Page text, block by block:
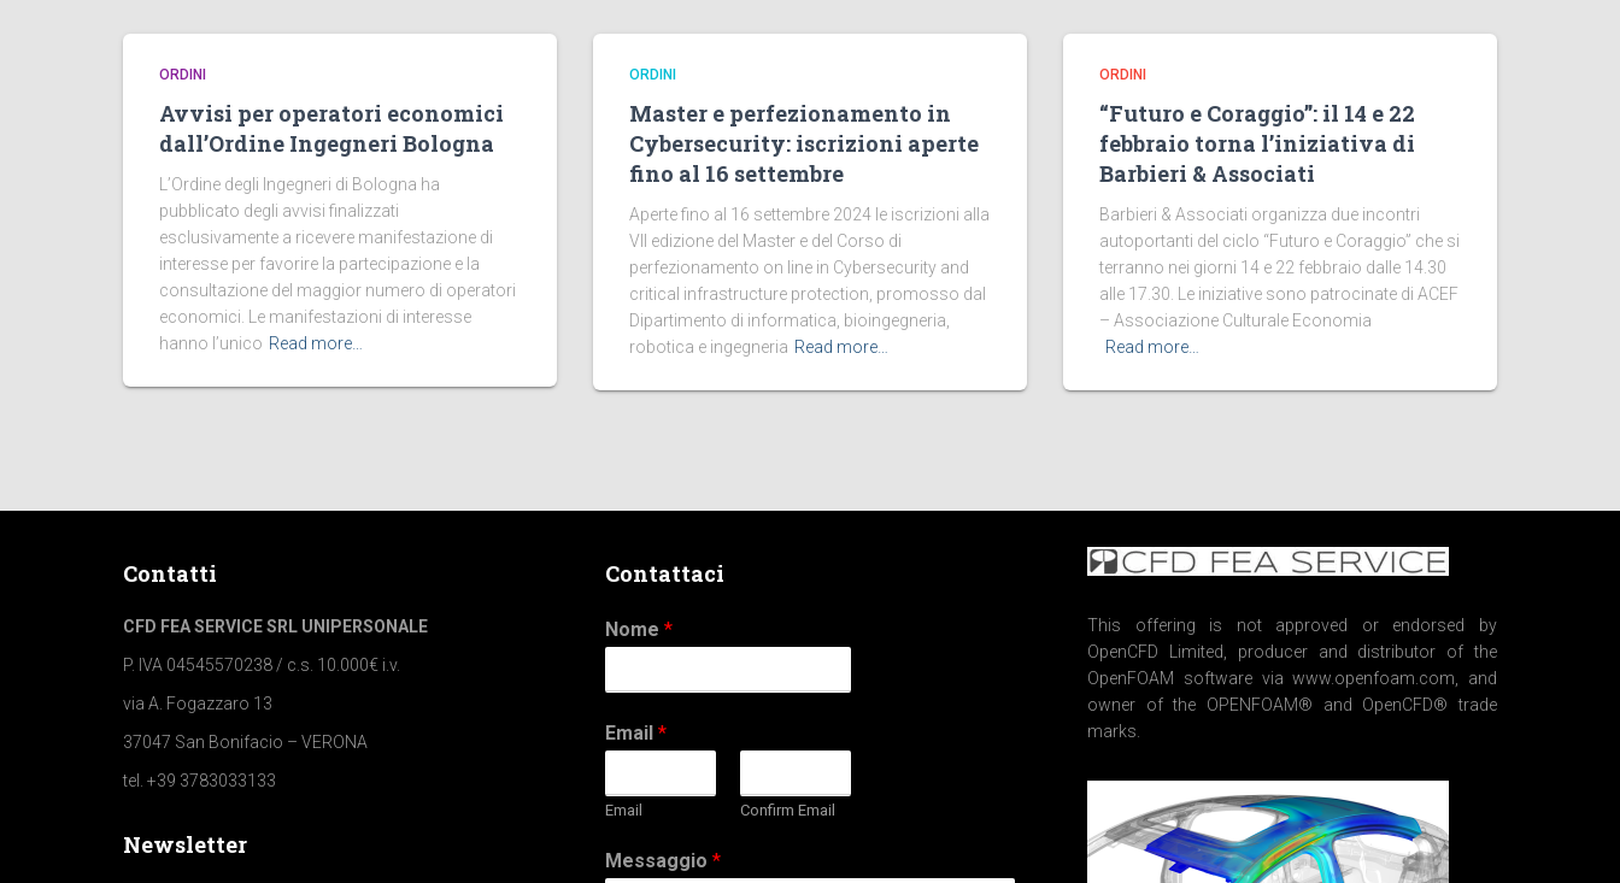
ORDINI
Avvisi per operatori economici
dall’Ordine Ingegneri Bologna
L’Ordine degli Ingegneri di Bologna ha
pubblicato degli avvisi finalizzati
esclusivamente a ricevere manifestazione di
interesse per favorire la partecipazione e la
consultazione del maggior numero di operatori
economici. Le manifestazioni di interesse
hanno l’unico Read more…
ORDINI
Master e perfezionamento in
Cybersecurity: iscrizioni aperte
fino al 16 settembre
Aperte fino al 16 settembre 2024 le iscrizioni alla
VII edizione del Master e del Corso di
perfezionamento on line in Cybersecurity and
critical infrastructure protection, promosso dal
Dipartimento di informatica, bioingegneria,
robotica e ingegneria Read more…
ORDINI
“Futuro e Coraggio”: il 14 e 22
febbraio torna l’iniziativa di
Barbieri & Associati
Barbieri & Associati organizza due incontri
autoportanti del ciclo “Futuro e Coraggio” che si
terranno nei giorni 14 e 22 febbraio dalle 14.30
alle 17.30. Le iniziative sono patrocinate di ACEF
– Associazione Culturale Economia
Read more…
Contatti
CFD FEA SERVICE SRL UNIPERSONALE
P. IVA 04545570238 / c.s. 10.000€ i.v.
via A. Fogazzaro 13
37047 San Bonifacio – VERONA
tel. +39 3783033133
Newsletter
Contattaci
Nome *
Email *
Email Confirm Email
Messaggio *
This offering is not approved or endorsed by
OpenCFD Limited, producer and distributor of the
OpenFOAM software via www.openfoam.com, and
owner of the OPENFOAM® and OpenCFD® trade
marks.